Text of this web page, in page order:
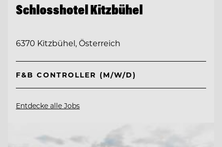
Schlosshotel Kitzbühel
6370 Kitzbühel, Österreich
F&B CONTROLLER (M/W/D)
Entdecke alle Jobs